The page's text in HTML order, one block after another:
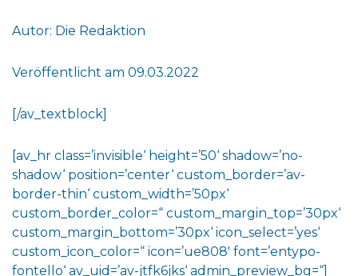
Autor: Die Redaktion
Veröffentlicht am 09.03.2022
[/av_textblock]
[av_hr class=’invisible‘ height=’50‘ shadow=’no-
shadow‘ position=’center‘ custom_border=’av-
border-thin‘ custom_width=’50px‘
custom_border_color=“ custom_margin_top=’30px‘
custom_margin_bottom=’30px‘ icon_select=’yes‘
custom_icon_color=“ icon=’ue808′ font=’entypo-
fontello‘ av_uid=’av-jtfk6jks‘ admin_preview_bg=“]